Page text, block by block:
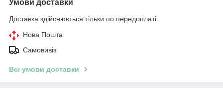
Умови доставки
Доставка здійснюється тільки по передоплаті.
Нова Пошта
Самовивіз
Всі умови доставки